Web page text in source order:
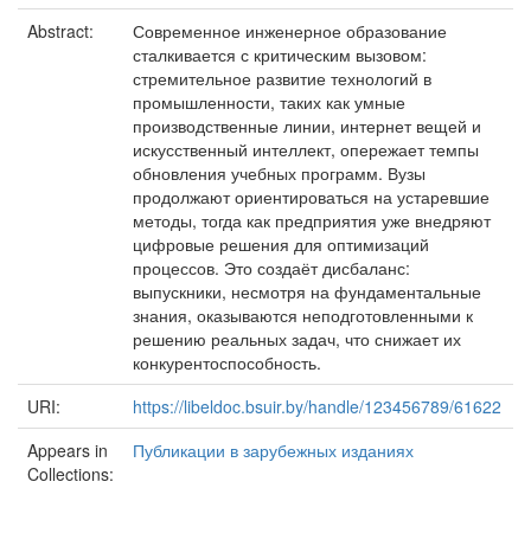
Abstract:
Современное инженерное образование
сталкивается с критическим вызовом:
стремительное развитие технологий в
промышленности, таких как умные
производственные линии, интернет вещей и
искусственный интеллект, опережает темпы
обновления учебных программ. Вузы
продолжают ориентироваться на устаревшие
методы, тогда как предприятия уже внедряют
цифровые решения для оптимизаций
процессов. Это создаёт дисбаланс:
выпускники, несмотря на фундаментальные
знания, оказываются неподготовленными к
решению реальных задач, что снижает их
конкурентоспособность.
URI:
https://libeldoc.bsuir.by/handle/123456789/61622
Appears in
Collections:
Публикации в зарубежных изданиях